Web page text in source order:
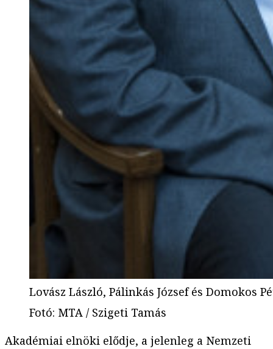
Lovász László, Pálinkás József és Domokos
Fotó: MTA / Szigeti Tamás
Akadémiai elnöki elődje, a jelenleg a Nemzeti